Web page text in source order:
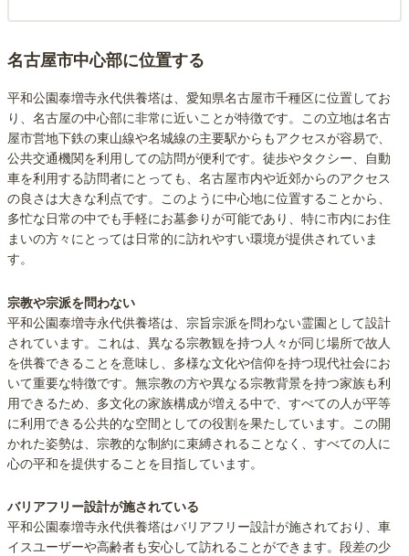
名古屋市中心部に位置する
平和公園泰増寺永代供養塔は、愛知県名古屋市千種区に位置してお
り、名古屋の中心部に非常に近いことが特徴です。この立地は名古
屋市営地下鉄の東山線や名城線の主要駅からもアクセスが容易で、
公共交通機関を利用しての訪問が便利です。徒歩やタクシー、自動
車を利用する訪問者にとっても、名古屋市内や近郊からのアクセス
の良さは大きな利点です。このように中心地に位置することから、
多忙な日常の中でも手軽にお墓参りが可能であり、特に市内にお住
まいの方々にとっては日常的に訪れやすい環境が提供されていま
す。
宗教や宗派を問わない
平和公園泰増寺永代供養塔は、宗旨宗派を問わない霊園として設計
されています。これは、異なる宗教観を持つ人々が同じ場所で故人
を供養できることを意味し、多様な文化や信仰を持つ現代社会にお
いて重要な特徴です。無宗教の方や異なる宗教背景を持つ家族も利
用できるため、多文化の家族構成が増える中で、すべての人が平等
に利用できる公共的な空間としての役割を果たしています。この開
かれた姿勢は、宗教的な制約に束縛されることなく、すべての人に
心の平和を提供することを目指しています。
バリアフリー設計が施されている
平和公園泰増寺永代供養塔はバリアフリー設計が施されており、車
イスユーザーや高齢者も安心して訪れることができます。段差の少